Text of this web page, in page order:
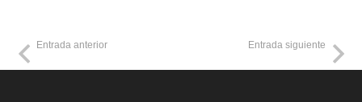
Entrada anterior Entrada siguiente